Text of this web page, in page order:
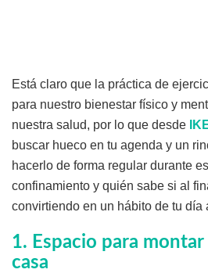
Está claro que la práctica de
para nuestro bienestar físico y
nuestra salud, por lo que desde
buscar hueco en tu agenda y un
hacerlo de forma regular durante
confinamiento y quién sabe si al
convirtiendo en un hábito de tu día
1. Espacio para
casa